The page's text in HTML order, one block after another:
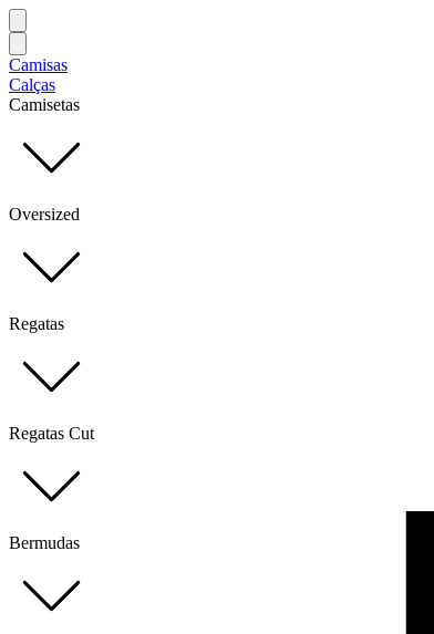
Camisas
Calças
Camisetas
Oversized
Regatas
Regatas Cut
Bermudas